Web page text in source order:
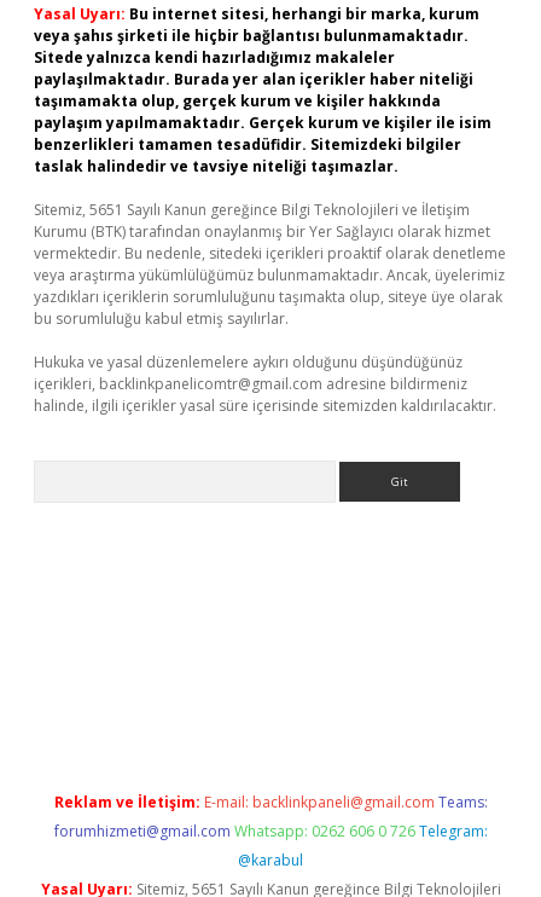
Yasal Uyarı: Bu internet sitesi, herhangi bir marka, kurum
veya şahıs şirketi ile hiçbir bağlantısı bulunmamaktadır.
Sitede yalnızca kendi hazırladığımız makaleler
paylaşılmaktadır. Burada yer alan içerikler haber niteliği
taşımamakta olup, gerçek kurum ve kişiler hakkında
paylaşım yapılmamaktadır. Gerçek kurum ve kişiler ile isim
benzerlikleri tamamen tesadüfidir. Sitemizdeki bilgiler
taslak halindedir ve tavsiye niteliği taşımazlar.
Sitemiz, 5651 Sayılı Kanun gereğince Bilgi Teknolojileri ve İletişim
Kurumu (BTK) tarafından onaylanmış bir Yer Sağlayıcı olarak hizmet
vermektedir. Bu nedenle, sitedeki içerikleri proaktif olarak denetleme
veya araştırma yükümlülüğümüz bulunmamaktadır. Ancak, üyelerimiz
yazdıkları içeriklerin sorumluluğunu taşımakta olup, siteye üye olarak
bu sorumluluğu kabul etmiş sayılırlar.
Hukuka ve yasal düzenlemelere aykırı olduğunu düşündüğünüz
içerikleri, backlinkpanelicomtr@gmail.com adresine bildirmeniz
halinde, ilgili içerikler yasal süre içerisinde sitemizden kaldırılacaktır.
Reklam ve İletişim: E-mail: backlinkpaneli@gmail.com Teams:
forumhizmeti@gmail.com Whatsapp: 0262 606 0 726 Telegram:
@karabul
Yasal Uyarı: Sitemiz, 5651 Sayılı Kanun gereğince Bilgi Teknolojileri